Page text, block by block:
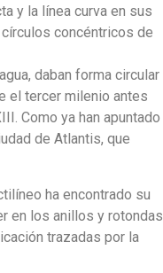
y la línea curva en sus
concéntricos de
daban forma circular
el tercer milenio antes
Como ya han apuntado
de Atlantis, que
ha encontrado su
en los anillos y rotondas
trazadas por la